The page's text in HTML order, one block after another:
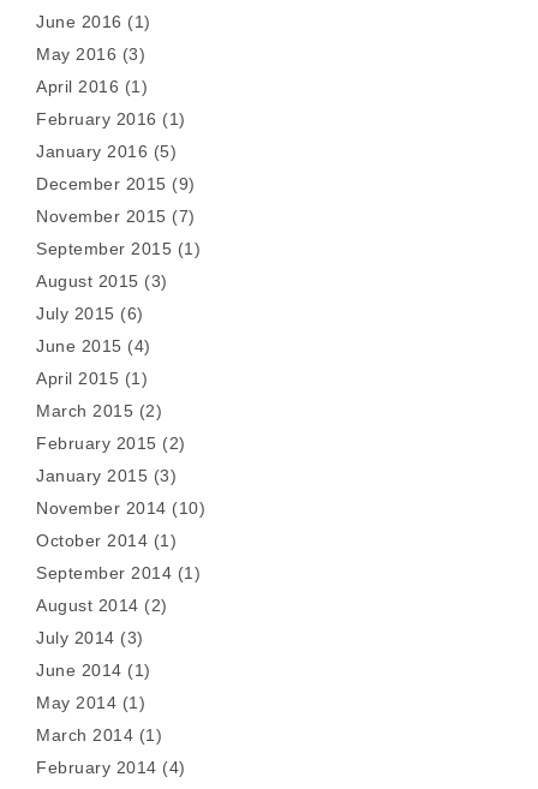
June 2016 (1)
May 2016 (3)
April 2016 (1)
February 2016 (1)
January 2016 (5)
December 2015 (9)
November 2015 (7)
September 2015 (1)
August 2015 (3)
July 2015 (6)
June 2015 (4)
April 2015 (1)
March 2015 (2)
February 2015 (2)
January 2015 (3)
November 2014 (10)
October 2014 (1)
September 2014 (1)
August 2014 (2)
July 2014 (3)
June 2014 (1)
May 2014 (1)
March 2014 (1)
February 2014 (4)